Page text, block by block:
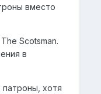
вместо
Scotsman.
в
хотя